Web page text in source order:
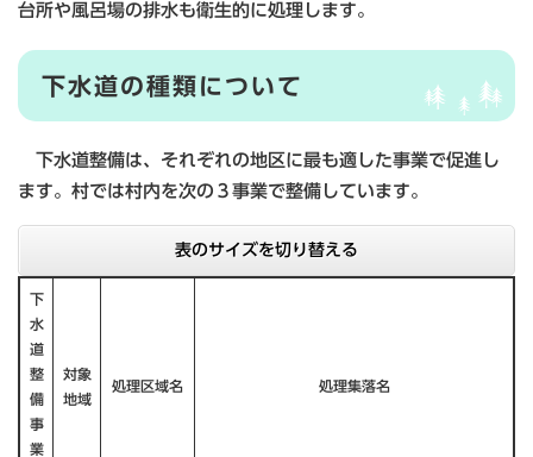
台所や風呂場の排水も衛生的に処理します。
下水道の種類について
下水道整備は、それぞれの地区に最も適した事業で促進し
ます。村では村内を次の３事業で整備しています。
表のサイズを切り替える
下
水
道
整
備
事
業
対象
地域
処理区域名 処理集落名